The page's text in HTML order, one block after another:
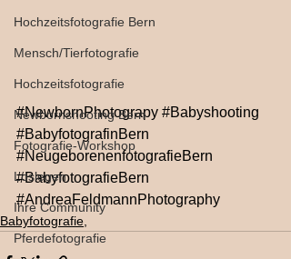
Hochzeitsfotografie Bern
Mensch/Tierfotografie
Hochzeitsfotografie
Newbornshooting Bern
Fotografie-Workshop
Loslegen
Ihre Community
Pferdefotografie
#NewbornPhotograpy #Babyshooting
#BabyfotografinBern
#NeugeborenenfotografieBern
#BabyfotografieBern
#AndreaFeldmannPhotography
Babyfotografie,